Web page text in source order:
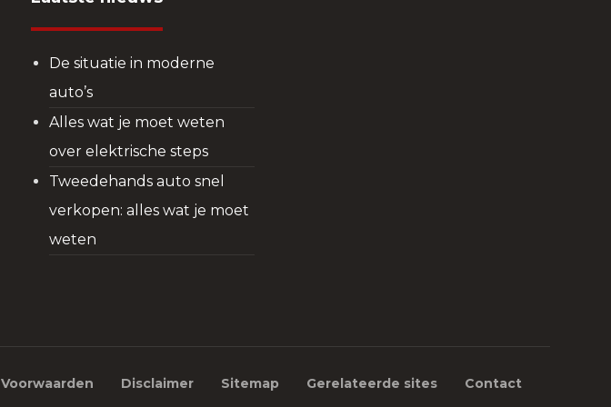
De situatie in moderne
auto’s
Alles wat je moet weten
over elektrische steps
Tweedehands auto snel
verkopen: alles wat je moet
weten
Voorwaarden Disclaimer Sitemap Gerelateerde sites Contact